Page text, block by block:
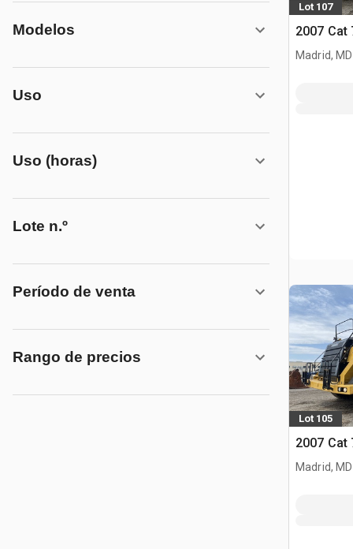
Modelos
Uso
Uso (horas)
Lote n.º
Período de venta
Rango de precios
Lot 107
2007 Cat
Madrid,
Lot 105
2007 Cat
Madrid,